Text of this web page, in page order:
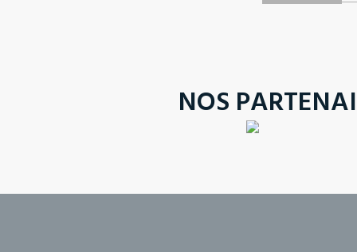
NOS